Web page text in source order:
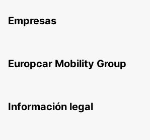
Empresas
Europcar Mobility Group
Información legal